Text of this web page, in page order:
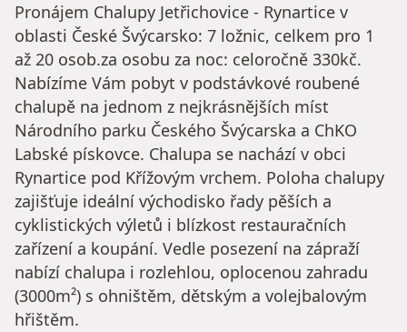
Pronájem Chalupy Jetřichovice - Rynartice v
oblasti České Švýcarsko: 7 ložnic, celkem pro 1
až 20 osob.za osobu za noc: celoročně 330kč.
Nabízíme Vám pobyt v podstávkové roubené
chalupě na jednom z nejkrásnějších míst
Národního parku Českého Švýcarska a ChKO
Labské pískovce. Chalupa se nachází v obci
Rynartice pod Křížovým vrchem. Poloha chalupy
zajišťuje ideální východisko řady pěších a
cyklistických výletů i blízkost restauračních
zařízení a koupání. Vedle posezení na zápraží
nabízí chalupa i rozlehlou, oplocenou zahradu
(3000m²) s ohništěm, dětským a volejbalovým
hřištěm.